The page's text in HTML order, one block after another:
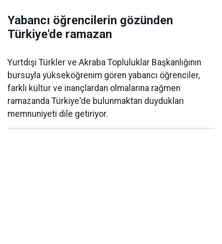
Yabancı öğrencilerin gözünden
Türkiye'de ramazan
Yurtdışı Türkler ve Akraba Topluluklar Başkanlığının
bursuyla yükseköğrenim gören yabancı öğrenciler,
farklı kültür ve inançlardan olmalarına rağmen
ramazanda Türkiye'de bulunmaktan duydukları
memnuniyeti dile getiriyor.